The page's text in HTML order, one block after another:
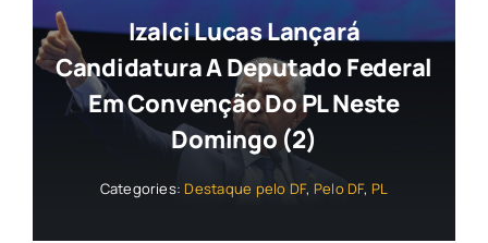
Izalci Lucas Lançará
Candidatura A Deputado Federal
Em Convenção Do PL Neste
Domingo (2)
Categories: Destaque pelo DF, Pelo DF, PL